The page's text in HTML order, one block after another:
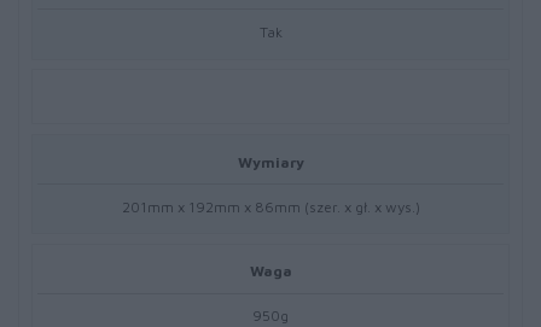
Tak
Wymiary
201mm x 192mm x 86mm (szer. x gł. x wys.)
Waga
950g